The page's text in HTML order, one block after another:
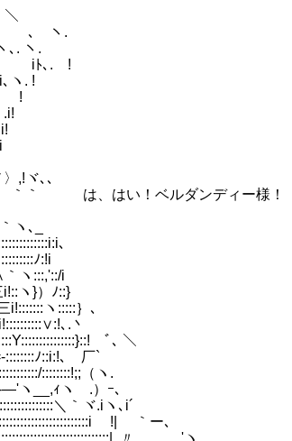
ヽ.
.
､. !
. !
!
ヾ､､
｀ は、はい！ベルダンディー様！
､_
､
ﾉ:!i
ヽ:::,'::/i
ヽ}）ﾉ::}
ヽ:::::｝､
､.丶
ﾞ､ ＼
ﾉ::i:!､ 厂`
::::::::!;;（ヽ.
__,ｨヽゞ.）ｰ､
＼｀ヾ.iヽ､i´
!| ｀ー､
.〃 'ヽ.